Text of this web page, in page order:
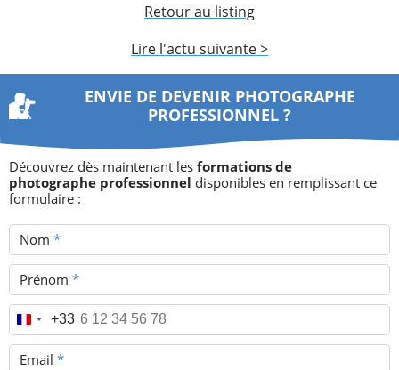
Retour au listing
Lire l'actu suivante >
ENVIE DE DEVENIR PHOTOGRAPHE
PROFESSIONNEL ?
Découvrez dès maintenant les formations de
photographe professionnel disponibles en remplissant ce
formulaire :
Nom *
Prénom *
Téléphone *
+33
Email *